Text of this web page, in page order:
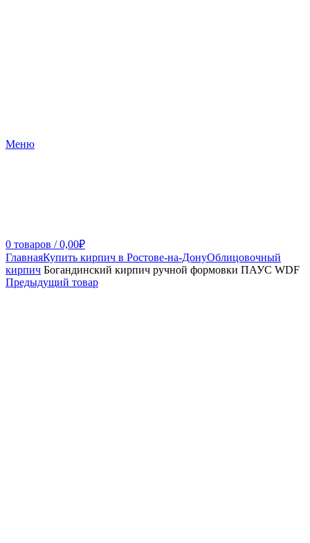
Меню
0 товаров / 0,00₽
ГлавнаяКупить кирпич в Ростове-на-ДонуОблицовочный
кирпич Богандинский кирпич ручной формовки ПАУС WDF
Предыдущий товар